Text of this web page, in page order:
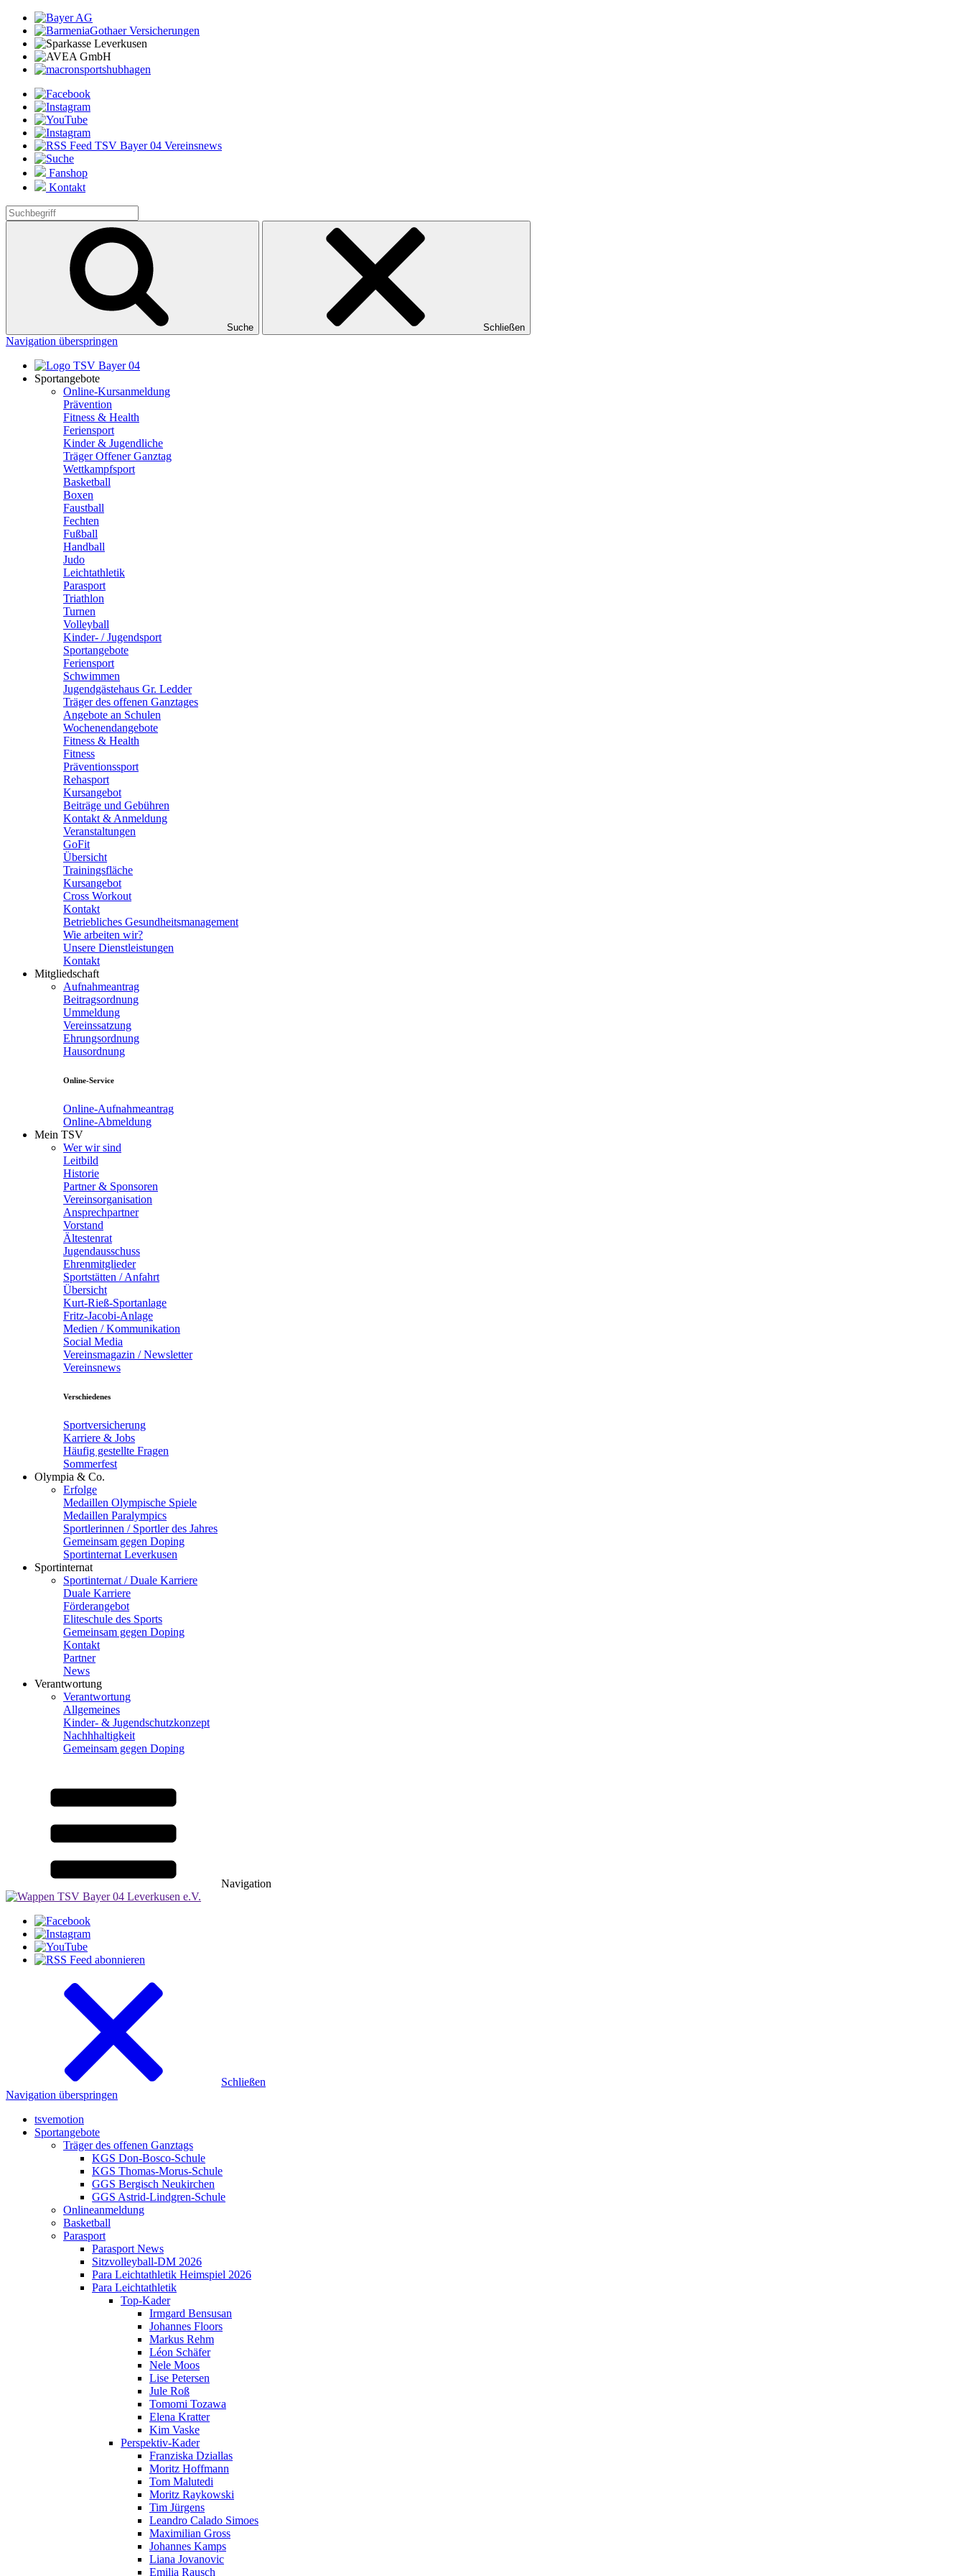
Fanshop
Kontakt
Suche Schließen
Navigation überspringen
Sportangebote
Online-Kursanmeldung
Prävention
Fitness & Health
Feriensport
Kinder & Jugendliche
Träger Offener Ganztag
Wettkampfsport
Basketball
Boxen
Faustball
Fechten
Fußball
Handball
Judo
Leichtathletik
Parasport
Triathlon
Turnen
Volleyball
Kinder- / Jugendsport
Sportangebote
Feriensport
Schwimmen
Jugendgästehaus Gr. Ledder
Träger des offenen Ganztages
Angebote an Schulen
Wochenendangebote
Fitness & Health
Fitness
Präventionssport
Rehasport
Kursangebot
Beiträge und Gebühren
Kontakt & Anmeldung
Veranstaltungen
GoFit
Übersicht
Trainingsfläche
Kursangebot
Cross Workout
Kontakt
Betriebliches Gesundheitsmanagement
Wie arbeiten wir?
Unsere Dienstleistungen
Kontakt
Mitgliedschaft
Aufnahmeantrag
Beitragsordnung
Ummeldung
Vereinssatzung
Ehrungsordnung
Hausordnung
Online-Service
Online-Aufnahmeantrag
Online-Abmeldung
Mein TSV
Wer wir sind
Leitbild
Historie
Partner & Sponsoren
Vereinsorganisation
Ansprechpartner
Vorstand
Ältestenrat
Jugendausschuss
Ehrenmitglieder
Sportstätten / Anfahrt
Übersicht
Kurt-Rieß-Sportanlage
Fritz-Jacobi-Anlage
Medien / Kommunikation
Social Media
Vereinsmagazin / Newsletter
Vereinsnews
Verschiedenes
Sportversicherung
Karriere & Jobs
Häufig gestellte Fragen
Sommerfest
Olympia & Co.
Erfolge
Medaillen Olympische Spiele
Medaillen Paralympics
Sportlerinnen / Sportler des Jahres
Gemeinsam gegen Doping
Sportinternat Leverkusen
Sportinternat
Sportinternat / Duale Karriere
Duale Karriere
Förderangebot
Eliteschule des Sports
Gemeinsam gegen Doping
Kontakt
Partner
News
Verantwortung
Verantwortung
Allgemeines
Kinder- & Jugendschutzkonzept
Nachhhaltigkeit
Gemeinsam gegen Doping
Navigation
Schließen
Navigation überspringen
tsvemotion
Sportangebote
Träger des offenen Ganztags
KGS Don-Bosco-Schule
KGS Thomas-Morus-Schule
GGS Bergisch Neukirchen
GGS Astrid-Lindgren-Schule
Onlineanmeldung
Basketball
Parasport
Parasport News
Sitzvolleyball-DM 2026
Para Leichtathletik Heimspiel 2026
Para Leichtathletik
Top-Kader
Irmgard Bensusan
Johannes Floors
Markus Rehm
Léon Schäfer
Nele Moos
Lise Petersen
Jule Roß
Tomomi Tozawa
Elena Kratter
Kim Vaske
Perspektiv-Kader
Franziska Dziallas
Moritz Hoffmann
Tom Malutedi
Moritz Raykowski
Tim Jürgens
Leandro Calado Simoes
Maximilian Gross
Johannes Kamps
Liana Jovanovic
Emilia Rausch